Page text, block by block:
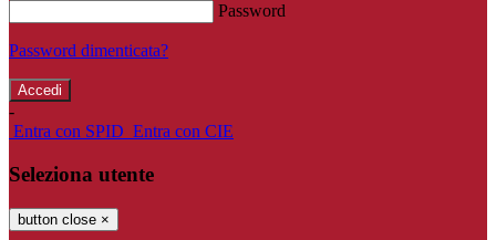
Password
Password dimenticata?
-
Entra con SPID Entra con CIE
Seleziona utente
button close ×